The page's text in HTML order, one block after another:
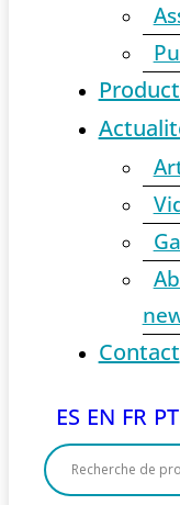
Contact
ES EN FR PT